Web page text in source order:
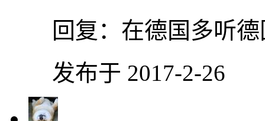
回复： 在德国多听
发布于 2017-2-26